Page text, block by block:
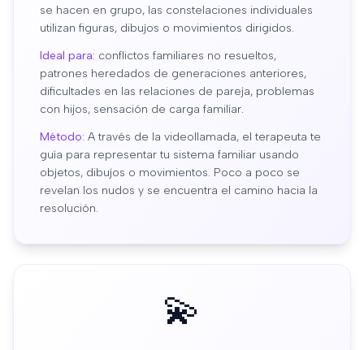
se hacen en grupo, las constelaciones individuales
utilizan figuras, dibujos o movimientos dirigidos.
Ideal para: conflictos familiares no resueltos,
patrones heredados de generaciones anteriores,
dificultades en las relaciones de pareja, problemas
con hijos, sensación de carga familiar.
Método: A través de la videollamada, el terapeuta te
guía para representar tu sistema familiar usando
objetos, dibujos o movimientos. Poco a poco se
revelan los nudos y se encuentra el camino hacia la
resolución.
💫